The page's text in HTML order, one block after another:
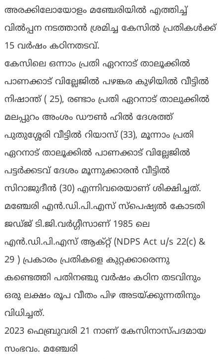
അരക്കിലോയോളം മഞ്ചേരിയിൽ എത്തിച്ച്
വിൽപ്പന നടത്താൻ ശ്രമിച്ച കേസിൽ പ്രതികൾക്ക്
15 വർഷം കഠിനതടവ്.
കേസിലെ ഒന്നാം പ്രതി ഏറനാട് താലൂക്കിൽ
പാണക്കാട് വില്ലേജിൽ പഴങ്കര കുഴിയിൽ വീട്ടിൽ
നിഷാന്ത് ( 25), രണ്ടാം പ്രതി ഏറനാട് താലുക്കിൽ
മലപ്പുറം അംശം ഡൗൺ ഹിൽ ദേശത്ത്
പുതുശ്ശേരി വീട്ടിൽ റിയാസ് (33), മൂന്നാം പ്രതി
ഏറനാട് താലൂക്കിൽ പാണക്കാട് വില്ലേജിൽ
പട്ടർക്കടവ് ദേശം മൂന്നുക്കാരൻ വീട്ടിൽ
സിറാജുദീൻ (30) എന്നിവരെയാണ് ശിക്ഷിച്ചത്.
മഞ്ചേരി എൻ.ഡി.പി.എസ് സ്പെഷ്യൽ കോടതി
ജഡ്ജ് ടി.ജി.വർഗ്ഗീസാണ് 1985 ലെ
എൻ.ഡി.പി.എസ് ആക്റ്റ് (NDPS Act u/s 22(c) &
29 ) പ്രകാരം പ്രതികളെ കുറ്റക്കാരെന്നു
കണ്ടെത്തി പതിനഞ്ചു വർഷം കഠിന തടവിനും
ഒരു ലക്ഷം രൂപ വീതം പിഴ അടയ്ക്കുന്നതിനും
വിധിച്ചത്.
2023 ഫെബ്രുവരി 21 നാണ് കേസിനാസ്പദമായ
സംഭവം. മഞ്ചേരി